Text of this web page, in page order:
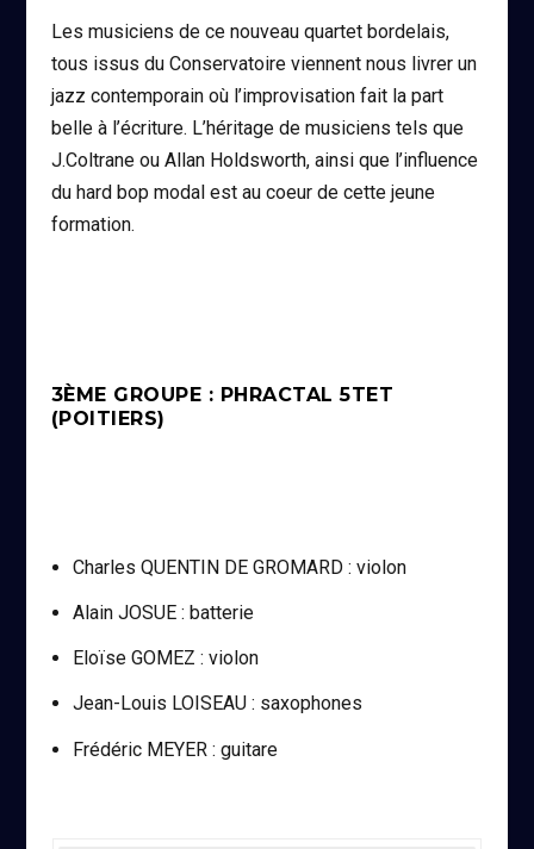
Les musiciens de ce nouveau quartet bordelais,
tous issus du Conservatoire viennent nous livrer un
jazz contemporain où l’improvisation fait la part
belle à l’écriture. L’héritage de musiciens tels que
J.Coltrane ou Allan Holdsworth, ainsi que l’influence
du hard bop modal est au coeur de cette jeune
formation.
3ÈME GROUPE : PHRACTAL 5TET
(POITIERS)
Charles QUENTIN DE GROMARD : violon
Alain JOSUE : batterie
Eloïse GOMEZ : violon
Jean-Louis LOISEAU : saxophones
Frédéric MEYER : guitare